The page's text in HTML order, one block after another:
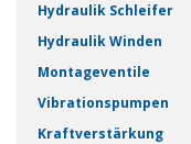
Hydraulik Schleifer
Hydraulik Winden
Montageventile
Vibrationspumpen
Kraftverstärkung